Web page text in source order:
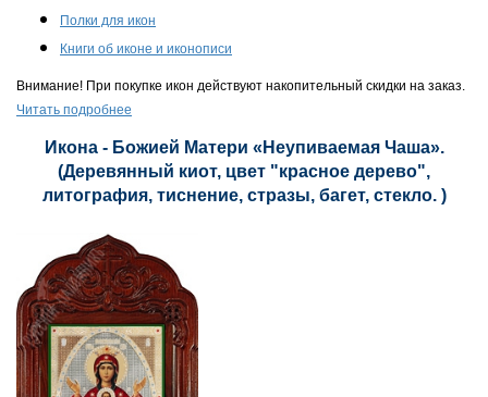
Полки для икон
Книги об иконе и иконописи
Внимание! При покупке икон действуют накопительный скидки на заказ.
Читать подробнее
Икона - Божией Матери «Неупиваемая Чаша».
(Деревянный киот, цвет "красное дерево",
литография, тиснение, стразы, багет, стекло. )